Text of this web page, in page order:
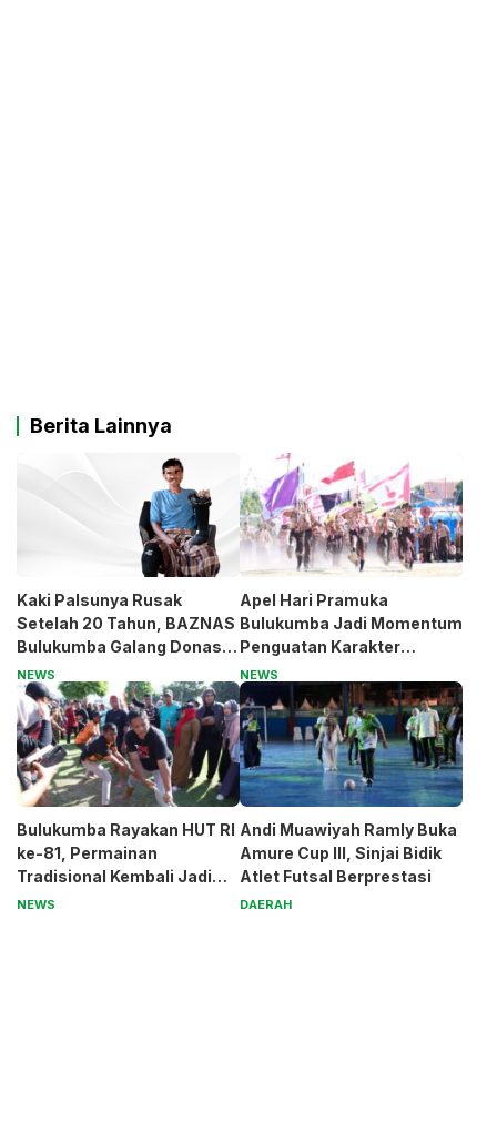
Berita Lainnya
Kaki Palsunya Rusak
Setelah 20 Tahun, BAZNAS
Bulukumba Galang Donasi
untuk Pak Pardi
NEWS
Apel Hari Pramuka
Bulukumba Jadi Momentum
Penguatan Karakter
Generasi Muda
NEWS
Bulukumba Rayakan HUT RI
ke-81, Permainan
Tradisional Kembali Jadi
Magnet
NEWS
Andi Muawiyah Ramly Buka
Amure Cup III, Sinjai Bidik
Atlet Futsal Berprestasi
DAERAH